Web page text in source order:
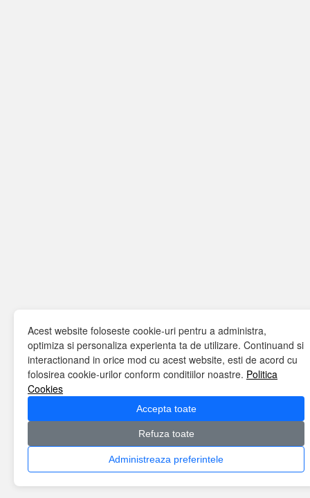
Acest website foloseste cookie-uri pentru a administra,
optimiza si personaliza experienta ta de utilizare. Continuand si
interactionand in orice mod cu acest website, esti de acord cu
folosirea cookie-urilor conform conditiilor noastre. Politica
Cookies
Accepta toate
Refuza toate
Administreaza preferintele